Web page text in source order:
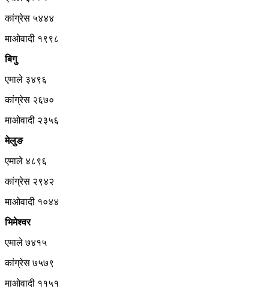
कांग्रेस ५४४४
माओवादी १९९८
बिगु
एमाले ३४९६
कांग्रेस २६७०
माओवादी २३५६
मेलुङ
एमाले ४८९६
कांग्रेस २९४२
माओवादी १०४४
भिमेश्वर
एमाले ७४१५
कांग्रेस ७५७९
माओवादी ११५१